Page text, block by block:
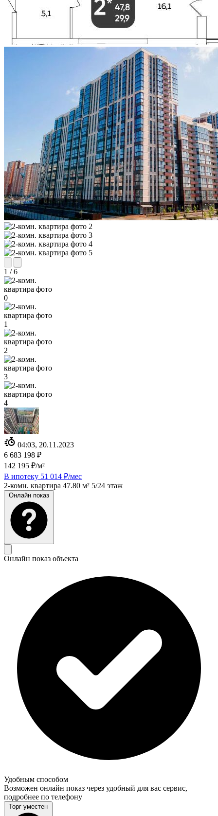
1 /6
04:03, 20.11.2023
6 683 198 ₽
142 195 ₽/м²
В ипотеку 51 014 ₽/мес
2-комн. квартира 47.80 м² 5/24 этаж
Онлайн показ
Онлайн показ объекта
Удобным способом
Возможен онлайн показ через удобный для вас сервис,
подробнее по телефону
Торг уместен